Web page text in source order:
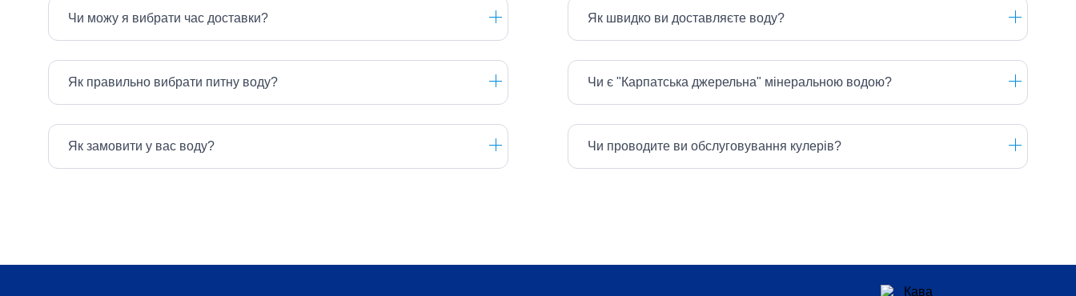
Країна-
виробник
Вибрати все
Іспанія
Чи можу я вибрати час доставки? Як швидко ви доставляєте воду?
Як правильно вибрати питну воду? Чи є "Карпатська джерельна" мінеральною водою?
Як замовити у вас воду? Чи проводите ви обслуговування кулерів?